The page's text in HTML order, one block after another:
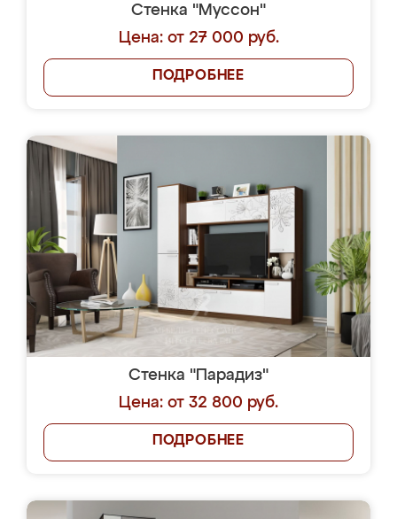
Стенка "Муссон"
Цена: от 27 000 руб.
ПОДРОБНЕЕ
Стенка "Парадиз"
Цена: от 32 800 руб.
ПОДРОБНЕЕ